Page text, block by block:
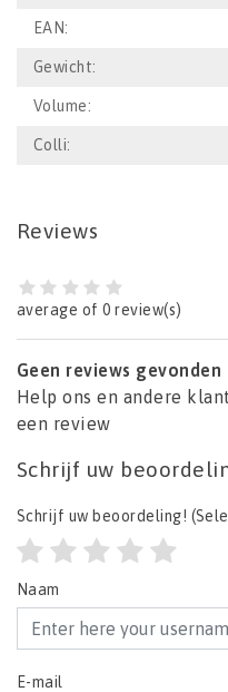
EAN:
Gewicht:
Volume:
Colli:
Reviews
average of 0 review(s)
Geen reviews gevonden
Help ons en andere
een review
Schrijf uw
Schrijf uw beoordeling!
Naam
E-mail